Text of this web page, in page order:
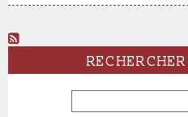
LAQUELLE
VOUS
CONDUIRA
LA
LOI
RECHERCHER